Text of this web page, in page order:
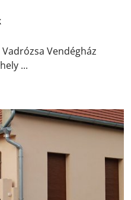
Vendégház
...